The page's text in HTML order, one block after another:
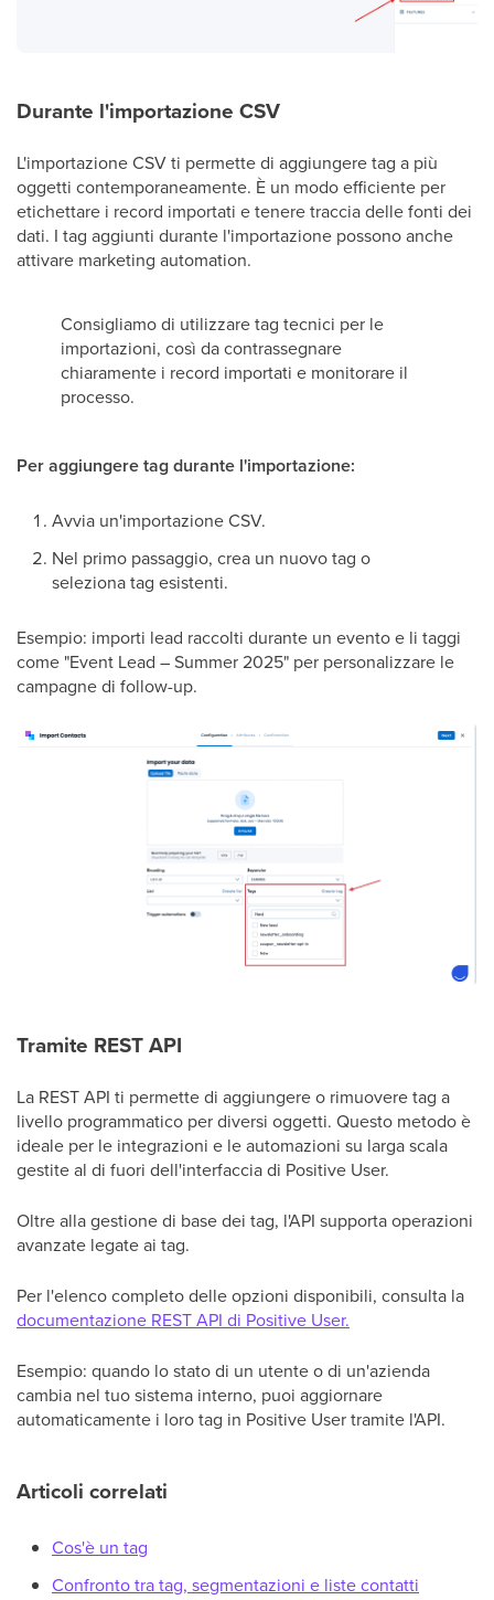
Durante l'importazione CSV
L'importazione CSV ti permette di aggiungere tag a più
oggetti contemporaneamente. È un modo efficiente per
etichettare i record importati e tenere traccia delle fonti dei
dati. I tag aggiunti durante l'importazione possono anche
attivare marketing automation.
Consigliamo di utilizzare tag tecnici per le
importazioni, così da contrassegnare
chiaramente i record importati e monitorare il
processo.
Per aggiungere tag durante l'importazione:
Avvia un'importazione CSV.
Nel primo passaggio, crea un nuovo tag o
seleziona tag esistenti.
Esempio: importi lead raccolti durante un evento e li taggi
come "Event Lead – Summer 2025" per personalizzare le
campagne di follow-up.
Tramite REST API
La REST API ti permette di aggiungere o rimuovere tag a
livello programmatico per diversi oggetti. Questo metodo è
ideale per le integrazioni e le automazioni su larga scala
gestite al di fuori dell'interfaccia di Positive User.
Oltre alla gestione di base dei tag, l'API supporta operazioni
avanzate legate ai tag.
Per l'elenco completo delle opzioni disponibili, consulta la
documentazione REST API di Positive User.
Esempio: quando lo stato di un utente o di un'azienda
cambia nel tuo sistema interno, puoi aggiornare
automaticamente i loro tag in Positive User tramite l'API.
Articoli correlati
Cos'è un tag
Confronto tra tag, segmentazioni e liste contatti